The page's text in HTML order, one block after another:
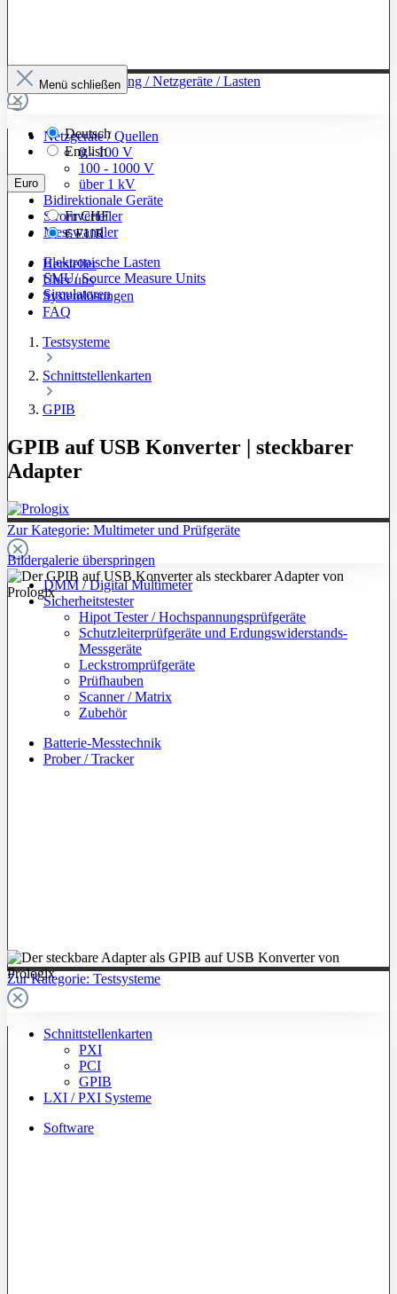
Zur Kategorie: Leistung / Netzgeräte / Lasten
Netzgeräte / Quellen
0 - 100 V
100 - 1000 V
über 1 kV
Bidirektionale Geräte
Stromverteiler
Messwandler
Elektronische Lasten
SMU/ Source Measure Units
Simulatoren
Zur Kategorie: Multimeter und Prüfgeräte
DMM / Digital Multimeter
Sicherheitstester
Hipot Tester / Hochspannungsprüfgeräte
Schutzleiterprüfgeräte und Erdungswiderstands-
Messgeräte
Leckstromprüfgeräte
Prüfhauben
Scanner / Matrix
Zubehör
Batterie-Messtechnik
Prober / Tracker
Zur Kategorie: Testsysteme
Schnittstellenkarten
PXI
PCI
GPIB
LXI / PXI Systeme
Software
Menü schließen
Deutsch
English
Euro
FrCHF
€EUR
Hersteller
Über uns
Systemlösungen
FAQ
Testsysteme
Schnittstellenkarten
GPIB
GPIB auf USB Konverter | steckbarer
Adapter
Bildergalerie überspringen